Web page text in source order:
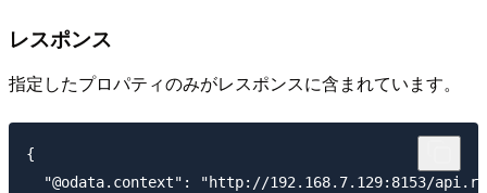
レスポンス
指定したプロパティのみがレスポンスに含まれています。
{
"@odata.context": "http://192.168.7.129:8153/